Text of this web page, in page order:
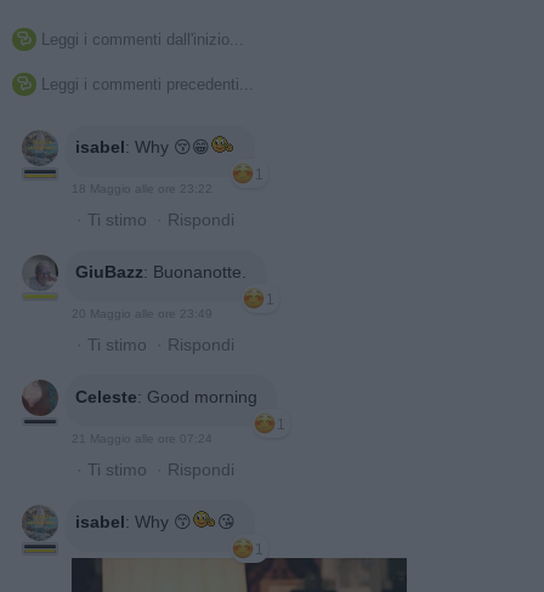
 Leggi i commenti dall'inizio...
 Leggi i commenti precedenti...
isabel: Why 😚😁
1
18 Maggio alle ore 23:22
· Ti stimo · Rispondi
GiuBazz: Buonanotte.
1
20 Maggio alle ore 23:49
· Ti stimo · Rispondi
Celeste: Good morning
1
21 Maggio alle ore 07:24
· Ti stimo · Rispondi
isabel: Why 😙 😘
1